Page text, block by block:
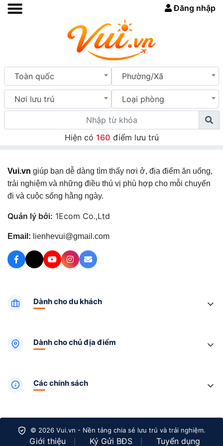
Đăng nhập
Toàn quốc Phường/Xã
Nơi lưu trú Loại phòng
Hiện có 160 điểm lưu trú
Vui.vn giúp bạn dễ dàng tìm thấy nơi ở, địa điểm ăn uống,
trải nghiệm và những điều thú vị phù hợp cho mỗi chuyến
đi và cuộc sống hằng ngày.
Quản lý bởi: 1Ecom Co.,Ltd
Email: lienhevui@gmail.com
Dành cho du khách
Dành cho chủ địa điểm
Các chính sách
© 2026 Vui.vn - Nền tảng chia sẻ lưu trú và trải nghiệm.
Giới thiệu Ký Gửi BĐS Tuyển dụng